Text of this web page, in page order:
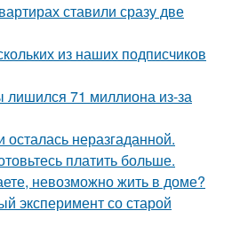
ставили сразу две
из наших подписчиков
лишился 71 миллиона из-за
осталась неразгаданной.
платить больше.
невозможно жить в доме?
эксперимент со старой